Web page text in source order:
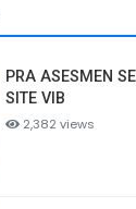
PRA ASESMEN
SITE VIB
2,382 views